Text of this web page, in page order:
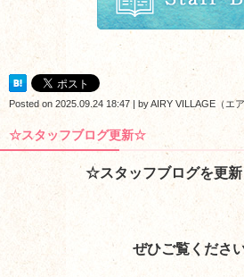
Posted on 2025.09.24 18:47 | byAIRY VILLAGE（エ
☆スタッフブログ更新☆
☆スタッフブログを更
ぜひご覧くださ